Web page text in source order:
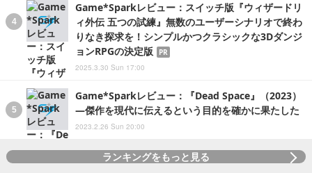
Game*Sparkレビュー：スイッチ版『ウィザードリ
ィ外伝 五つの試練』無数のユーザーシナリオで終わ
りなき探求を！シンプルかつクラシックな3Dダンジ
ョンRPGの決定版
PR
2025.3.30 Sun 17:00
Game*Sparkレビュー：『Dead Space』（2023）
―傑作を現代に伝えるという目的を確かに果たした
2023.2.26 Sun 20:00
ランキングをもっと見る